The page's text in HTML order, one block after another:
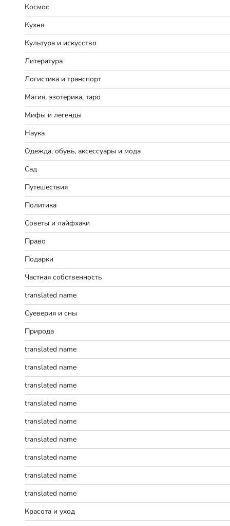
Космос
Кухня
Культура и искусство
Литература
Логистика и транспорт
Магия, эзотерика, таро
Мифы и легенды
Наука
Одежда, обувь, аксессуары и мода
Сад
Путешествия
Политика
Советы и лайфхаки
Право
Подарки
Частная собственность
translated name
Суеверия и сны
Природа
translated name
translated name
translated name
translated name
translated name
translated name
translated name
translated name
translated name
Красота и уход